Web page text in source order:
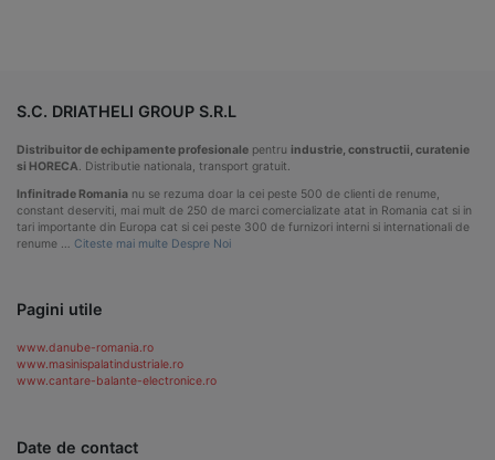
S.C. DRIATHELI GROUP S.R.L
Distribuitor de echipamente profesionale pentru industrie, constructii, curatenie
si HORECA . Distributie nationala, transport gratuit.
Infinitrade Romania nu se rezuma doar la cei peste 500 de clienti de renume,
constant deserviti, mai mult de 250 de marci comercializate atat in Romania cat si in
tari importante din Europa cat si cei peste 300 de furnizori interni si internationali de
renume … Citeste mai multe Despre Noi
Pagini utile
www.danube-romania.ro
www.masinispalatindustriale.ro
www.cantare-balante-electronice.ro
Date de contact